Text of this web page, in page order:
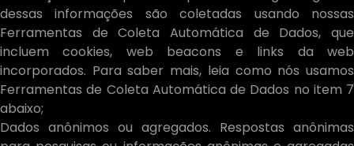
dessas informações são coletadas usando nossas
Ferramentas de Coleta Automática de Dados, que
incluem cookies, web beacons e links da web
incorporados. Para saber mais, leia como nós usamos
Ferramentas de Coleta Automática de Dados no item 7
abaixo;
Dados anônimos ou agregados. Respostas anônimas